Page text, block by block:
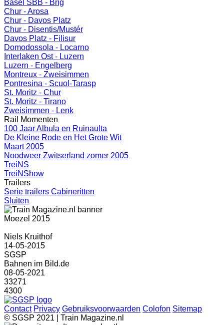
Basel SBB - Brig
Chur - Arosa
Chur - Davos Platz
Chur - Disentis/Mustér
Davos Platz - Filisur
Domodossola - Locarno
Interlaken Ost - Luzern
Luzern - Engelberg
Montreux - Zweisimmen
Pontresina - Scuol-Tarasp
St. Moritz - Chur
St. Moritz - Tirano
Zweisimmen - Lenk
Rail Momenten
100 Jaar Albula en Ruinaulta
De Kleine Rode en Het Grote Wit
Maart 2005
Noodweer Zwitserland zomer 2005
TreiNS
TreiNShow
Trailers
Serie trailers Cabineritten
Sluiten
Moezel 2015
Niels Kruithof
14-05-2015
SGSP
Bahnen im Bild.de
08-05-2021
33271
4300
Contact Privacy Gebruiksvoorwaarden Colofon Sitemap
© SGSP 2021 | Train Magazine.nl